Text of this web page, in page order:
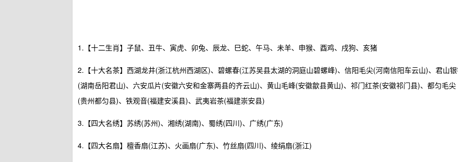
1.【十二生肖】子鼠、丑牛、寅虎、卯兔、辰龙、巳蛇、午马、未羊、申猴、酉鸡、戌狗、亥猪
2.【十大名茶】西湖龙井(浙江杭州西湖区)、碧螺春(江苏吴县太湖的洞庭山碧螺峰)、信阳毛尖(河南信阳车云山)、君山
(湖南岳阳君山)、六安瓜片(安徽六安和金寨两县的齐云山)、黄山毛峰(安徽歙县黄山)、祁门红茶(安徽祁门县)、都匀毛尖
(贵州都匀县)、铁观音(福建安溪县)、武夷岩茶(福建崇安县)
3.【四大名绣】苏绣(苏州)、湘绣(湖南)、蜀绣(四川)、广绣(广东)
4.【四大名扇】檀香扇(江苏)、火画扇(广东)、竹丝扇(四川)、绫绢扇(浙江)